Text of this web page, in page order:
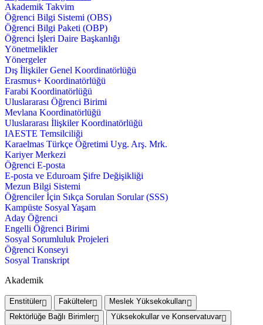
Akademik Takvim
Öğrenci Bilgi Sistemi (OBS)
Öğrenci Bilgi Paketi (OBP)
Öğrenci İşleri Daire Başkanlığı
Yönetmelikler
Yönergeler
Dış İlişkiler Genel Koordinatörlüğü
Erasmus+ Koordinatörlüğü
Farabi Koordinatörlüğü
Uluslararası Öğrenci Birimi
Mevlana Koordinatörlüğü
Uluslararası İlişkiler Koordinatörlüğü
IAESTE Temsilciliği
Karaelmas Türkçe Öğretimi Uyg. Arş. Mrk.
Kariyer Merkezi
Öğrenci E-posta
E-posta ve Eduroam Şifre Değişikliği
Mezun Bilgi Sistemi
Öğrenciler İçin Sıkça Sorulan Sorular (SSS)
Kampüste Sosyal Yaşam
Aday Öğrenci
Engelli Öğrenci Birimi
Sosyal Sorumluluk Projeleri
Öğrenci Konseyi
Sosyal Transkript
Akademik
Enstitüler Fakülteler
Meslek Yüksekokulları
Rektörlüğe Bağlı Birimler
Yüksekokullar ve Konservatuvar